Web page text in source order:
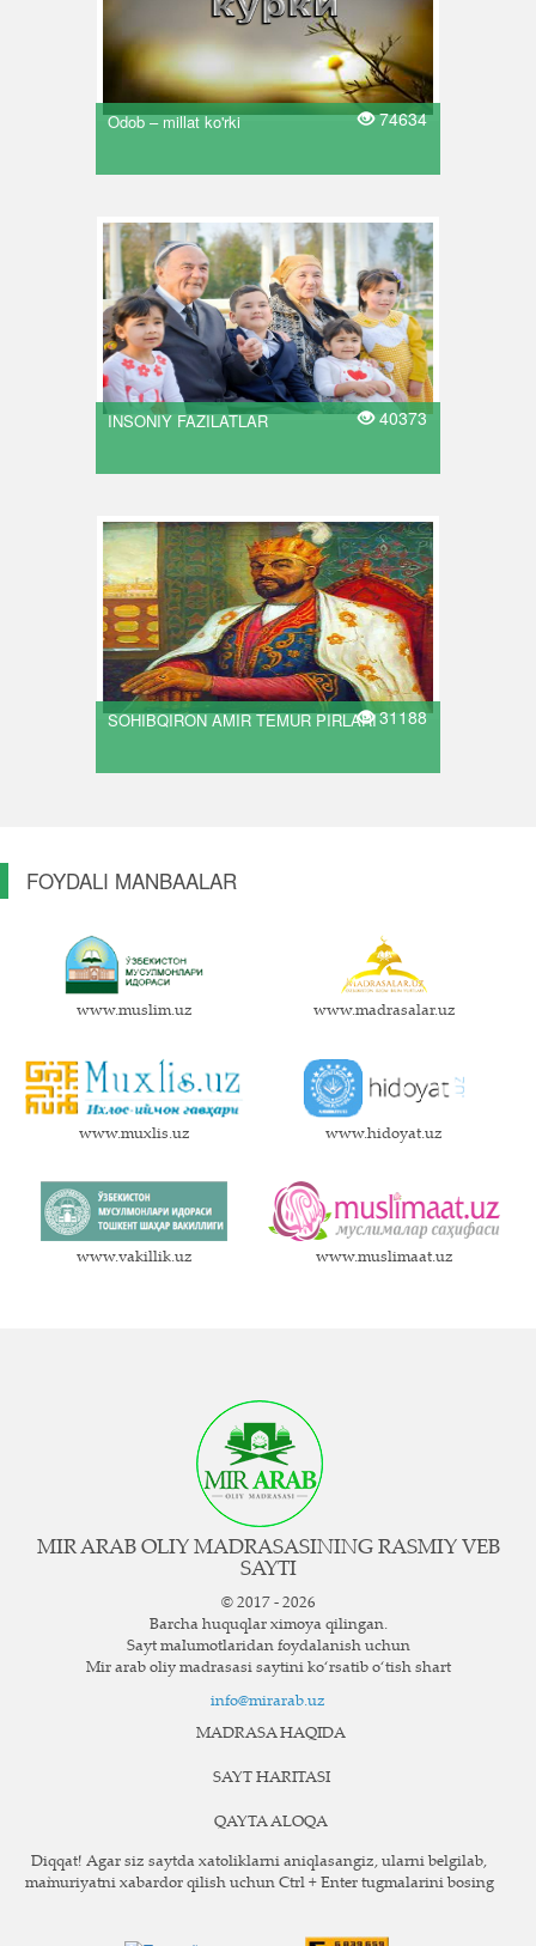
Odob – millat ko'rki 74634
INSONIY FAZILATLAR 40373
SOHIBQIRON AMIR TEMUR PIRLARI31188
FOYDALI MANBAALAR
www.muslim.uz www.madrasalar.uz
www.muxlis.uz www.hidoyat.uz
www.vakillik.uz www.muslimaat.uz
MIR ARAB OLIY MADRASASINING RASMIY VEB
SAYTI
© 2017 - 2026
Barcha huquqlar ximoya qilingan.
Sayt ma`lumotlaridan foydalanish uchun
Mir arab oliy madrasasi saytini ko‘rsatib o‘tish shart
info@mirarab.uz
MADRASA HAQIDA
SAYT HARITASI
QAYTA ALOQA
Diqqat! Agar siz saytda xatoliklarni aniqlasangiz, ularni belgilab,
ma`muriyatni xabardor qilish uchun Ctrl + Enter tugmalarini bosing